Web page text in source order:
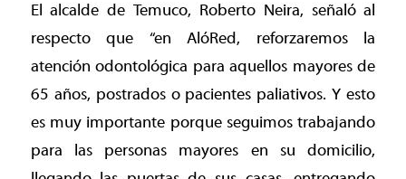
El alcalde de Temuco, Roberto Neira, señaló al
respecto que “en AlóRed, reforzaremos la
atención odontológica para aquellos mayores de
65 años, postrados o pacientes paliativos. Y esto
es muy importante porque seguimos trabajando
para las personas mayores en su domicilio,